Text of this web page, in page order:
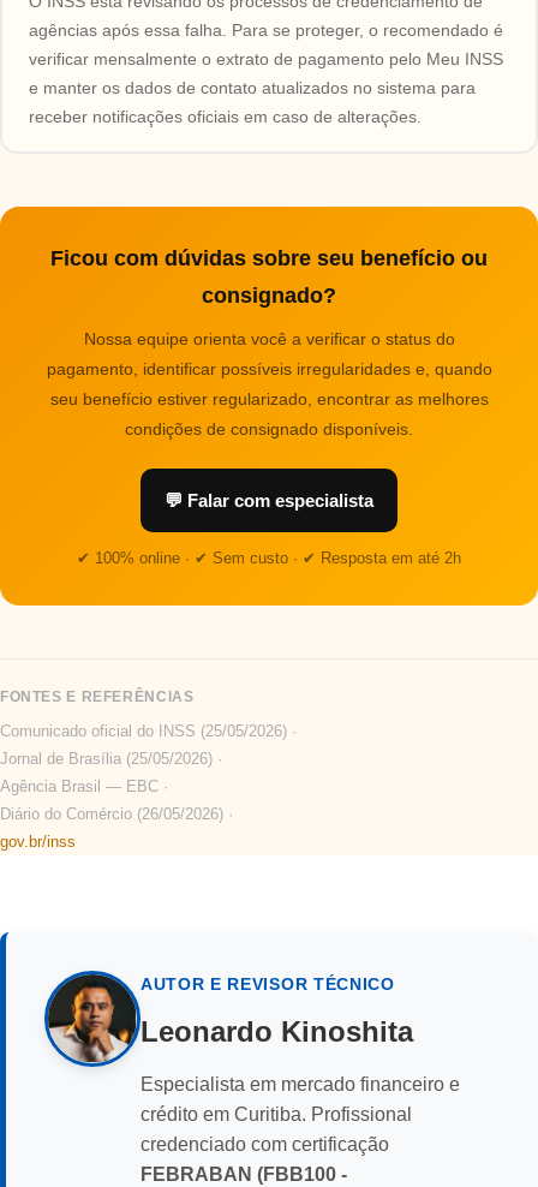
agências após essa falha. Para se proteger, o recomendado é
verificar mensalmente o extrato de pagamento pelo Meu INSS
e manter os dados de contato atualizados no sistema para
receber notificações oficiais em caso de alterações.
Ficou com dúvidas sobre seu benefício ou
consignado?
Nossa equipe orienta você a verificar o status do
pagamento, identificar possíveis irregularidades e, quando
seu benefício estiver regularizado, encontrar as melhores
condições de consignado disponíveis.
💬 Falar com especialista
✔ 100% online · ✔ Sem custo · ✔ Resposta em até 2h
FONTES E REFERÊNCIAS
Comunicado oficial do INSS (25/05/2026) ·
Jornal de Brasília (25/05/2026) ·
Agência Brasil — EBC ·
Diário do Comércio (26/05/2026) ·
gov.br/inss
AUTOR E REVISOR TÉCNICO
Leonardo Kinoshita
Especialista em mercado financeiro e
crédito em Curitiba. Profissional
credenciado com certificação
FEBRABAN (FBB100 -